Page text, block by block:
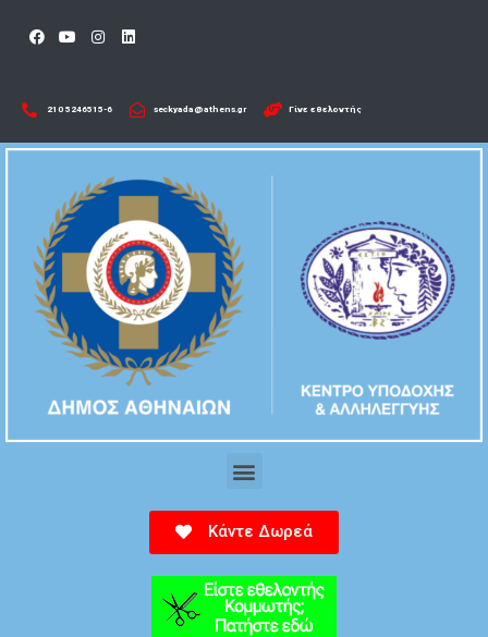
210 5246515-6​ seckyada@athens.gr Γίνε εθελοντής
Κάντε Δωρεά